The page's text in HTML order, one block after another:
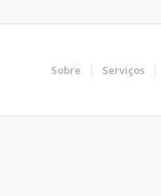
Sobre Serviços